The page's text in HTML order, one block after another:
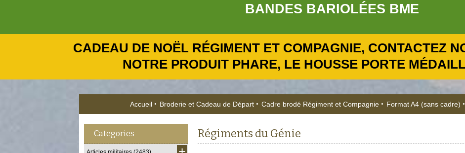
BANDES BARIOLÉES BME
CADEAU DE NOËL RÉGIMENT ET COMPAGNIE, CONTACTEZ
NOTRE PRODUIT PHARE, LE HOUSSE PORTE
Accueil Broderie et Cadeau de Départ Cadre brodé Régiment et Compagnie Format A4 (sans cadre)
Categories Régiments du Génie